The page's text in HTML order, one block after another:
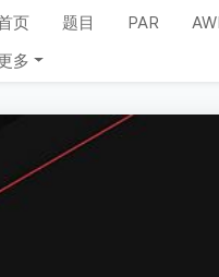
页 题目 PAR
多